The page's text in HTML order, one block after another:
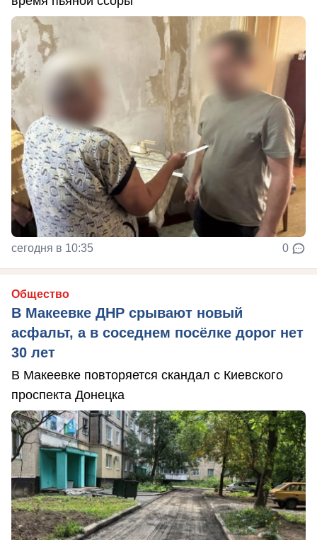
сегодня в 10:35 0
Общество
В Макеевке ДНР срывают новый
асфальт, а в соседнем посёлке дорог нет
30 лет
В Макеевке повторяется скандал с Киевского
проспекта Донецка